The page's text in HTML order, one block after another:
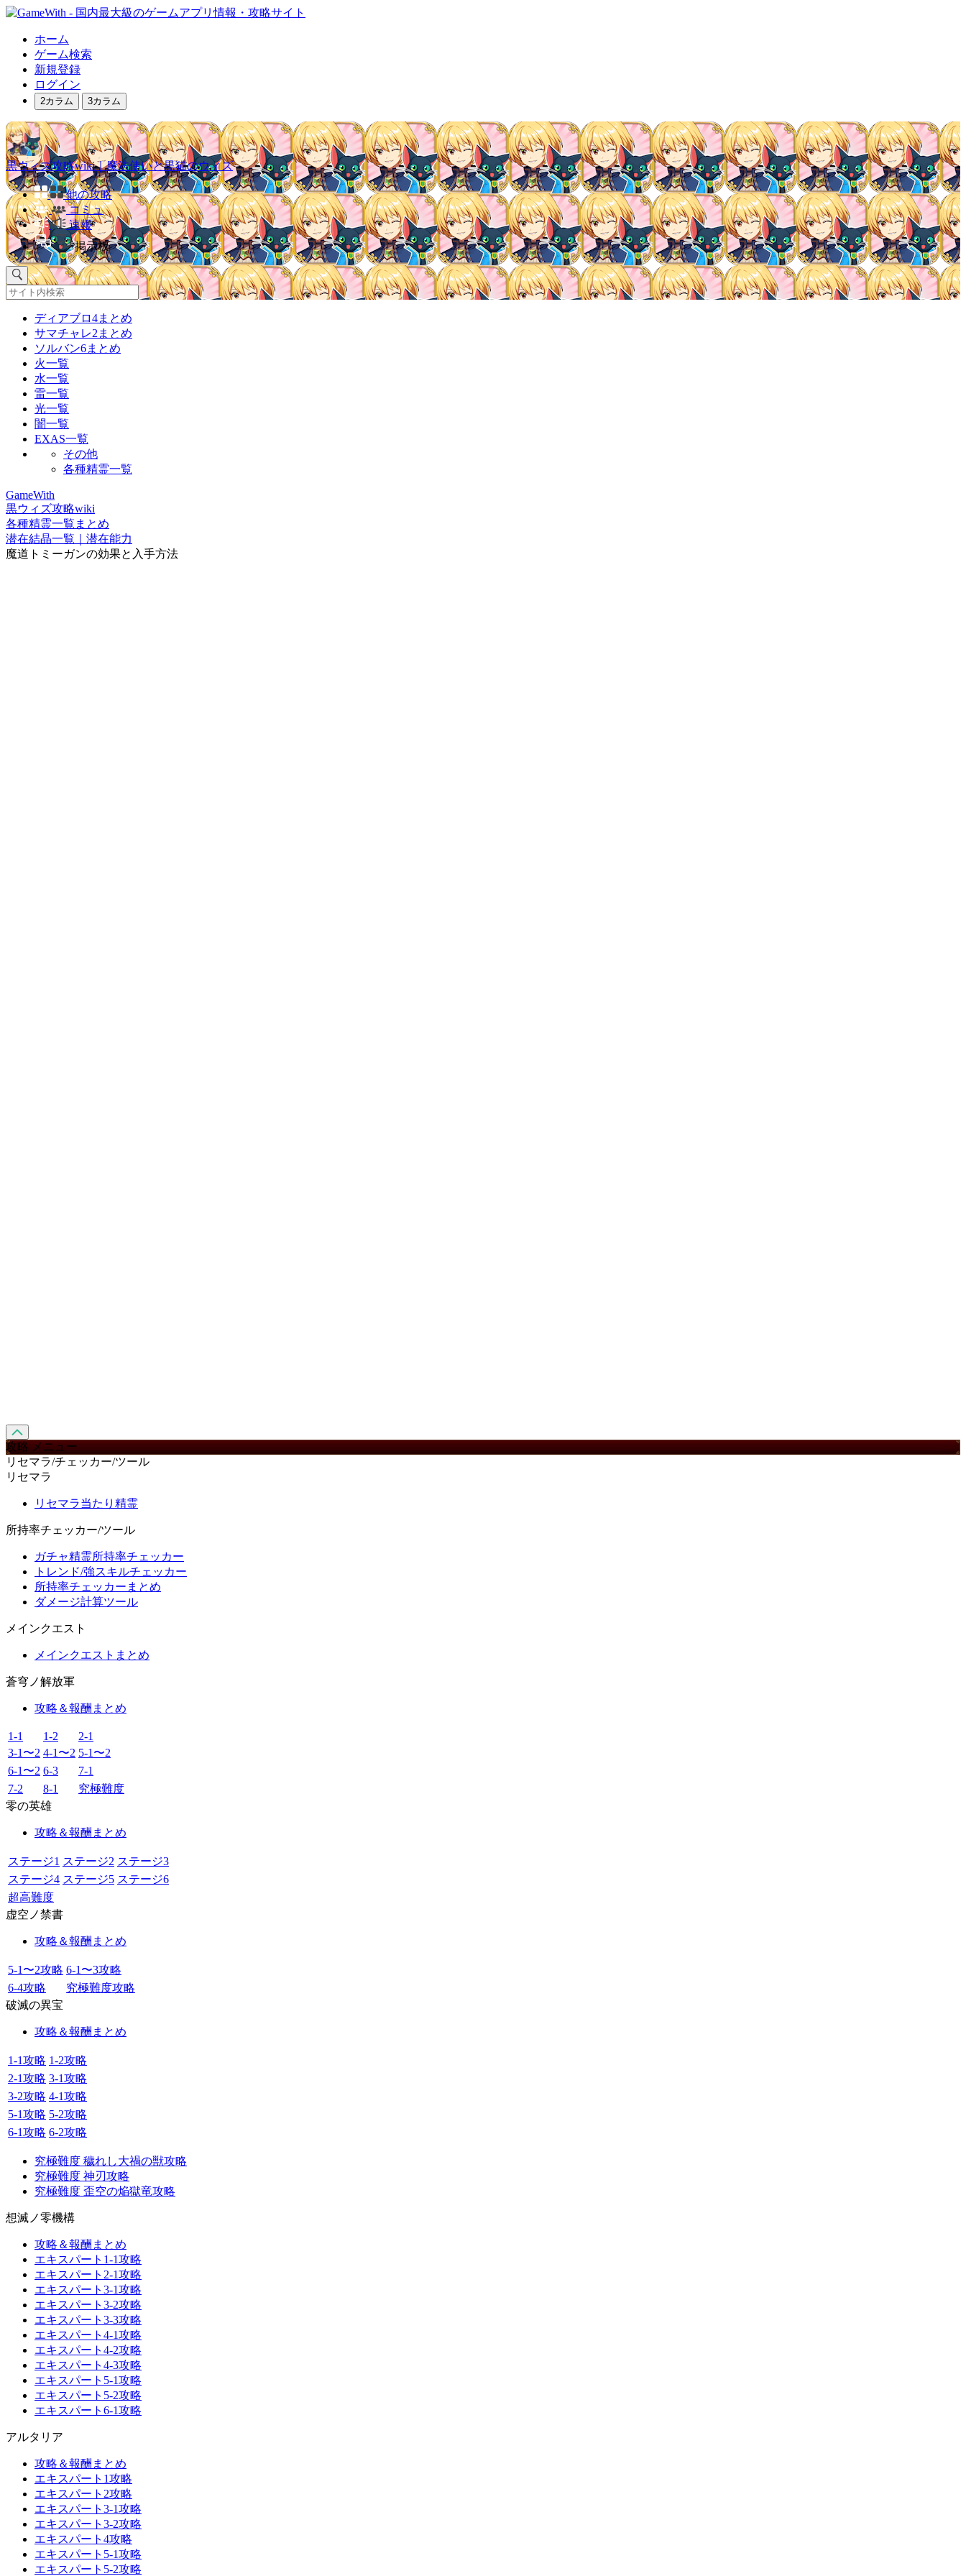
ホーム
ゲーム検索
新規登録
ログイン
2カラム 3カラム
黒ウィズ攻略wiki｜魔法使いと黒猫のウィズ
他の攻略
コミュ
速報
掲示板
ディアブロ4まとめ
サマチャレ2まとめ
ソルバン6まとめ
火一覧
水一覧
雷一覧
光一覧
闇一覧
EXAS一覧
その他
各種精霊一覧
GameWith
黒ウィズ攻略wiki
各種精霊一覧まとめ
潜在結晶一覧｜潜在能力
魔道トミーガンの効果と入手方法
攻略 メニュー
リセマラ/チェッカー/ツール
リセマラ
リセマラ当たり精霊
所持率チェッカー/ツール
ガチャ精霊所持率チェッカー
トレンド/強スキルチェッカー
所持率チェッカーまとめ
ダメージ計算ツール
メインクエスト
メインクエストまとめ
蒼穹ノ解放軍
攻略＆報酬まとめ
1-1 1-2
2-1
3-1〜2 4-1〜2 5-1〜2
6-1〜2 6-3
7-1
7-2
8-1
究極難度
零の英雄
攻略＆報酬まとめ
ステージ1 ステージ2 ステージ3
ステージ4 ステージ5 ステージ6
超高難度
虚空ノ禁書
攻略＆報酬まとめ
5-1〜2攻略 6-1〜3攻略
6-4攻略
究極難度攻略
破滅の異宝
攻略＆報酬まとめ
1-1攻略 1-2攻略
2-1攻略 3-1攻略
3-2攻略 4-1攻略
5-1攻略 5-2攻略
6-1攻略 6-2攻略
究極難度 穢れし大禍の獣攻略
究極難度 神刃攻略
究極難度 歪空の焔獄竜攻略
想滅ノ零機構
攻略＆報酬まとめ
エキスパート1-1攻略
エキスパート2-1攻略
エキスパート3-1攻略
エキスパート3-2攻略
エキスパート3-3攻略
エキスパート4-1攻略
エキスパート4-2攻略
エキスパート4-3攻略
エキスパート5-1攻略
エキスパート5-2攻略
エキスパート6-1攻略
アルタリア
攻略＆報酬まとめ
エキスパート1攻略
エキスパート2攻略
エキスパート3-1攻略
エキスパート3-2攻略
エキスパート4攻略
エキスパート5-1攻略
エキスパート5-2攻略